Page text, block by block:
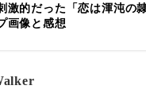
激的だった「恋は渾沌の
画像と感想